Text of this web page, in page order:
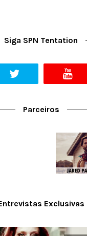
Siga SPN Tentation
Parceiros
Exclusivas